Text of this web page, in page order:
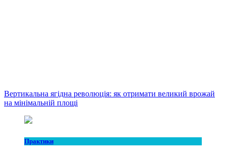
Вертикальна ягідна революція: як отримати великий врожай
на мінімальній площі
Практики